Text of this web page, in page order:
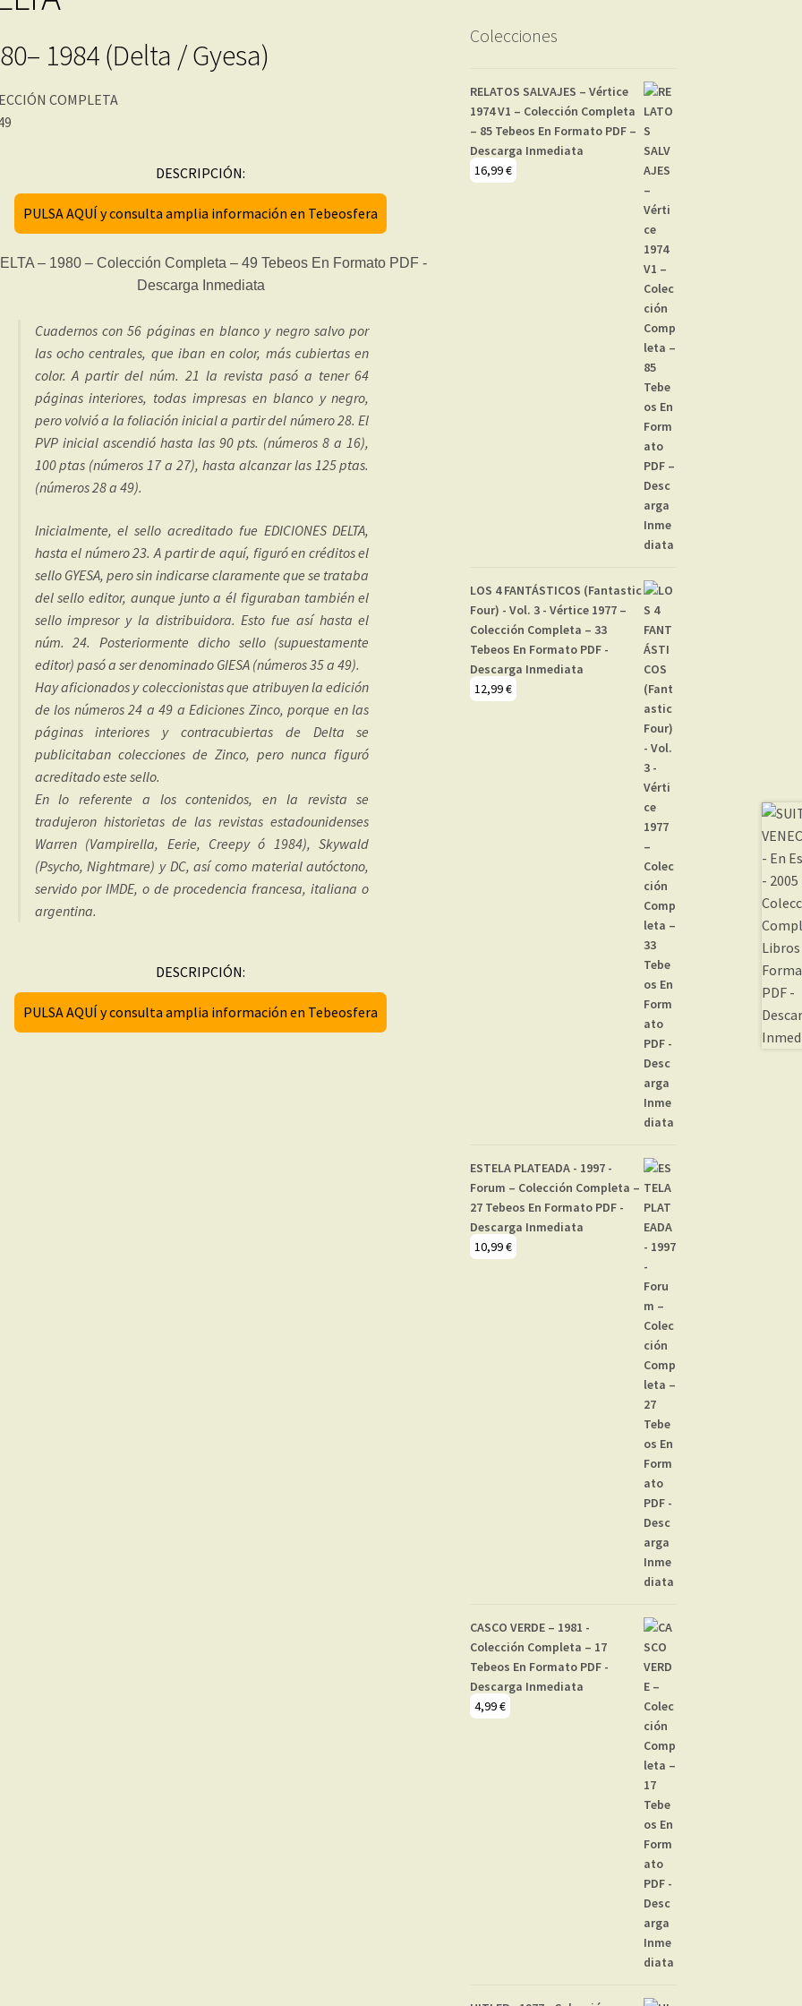
1984 (Delta / Gyesa)
COMPLETA
DESCRIPCIÓN:
PULSA AQUÍ y consulta amplia información en Tebeosfera
Cuadernos con 56 páginas en blanco y negro salvo por
las ocho centrales, que iban en color, más cubiertas en
color. A partir del núm. 21 la revista pasó a tener 64
páginas interiores, todas impresas en blanco y negro,
pero volvió a la foliación inicial a partir del número 28. El
PVP inicial ascendió hasta las 90 pts. (números 8 a 16),
100 ptas (números 17 a 27), hasta alcanzar las 125 ptas.
(números 28 a 49).
Inicialmente, el sello acreditado fue EDICIONES DELTA,
hasta el número 23. A partir de aquí, figuró en créditos el
sello GYESA, pero sin indicarse claramente que se trataba
del sello editor, aunque junto a él figuraban también el
sello impresor y la distribuidora. Esto fue así hasta el
núm. 24. Posteriormente dicho sello (supuestamente
editor) pasó a ser denominado GIESA (números 35 a 49).
Hay aficionados y coleccionistas que atribuyen la edición
de los números 24 a 49 a Ediciones Zinco, porque en las
páginas interiores y contracubiertas de Delta se
publicitaban colecciones de Zinco, pero nunca figuró
acreditado este sello.
En lo referente a los contenidos, en la revista se
tradujeron historietas de las revistas estadounidenses
Warren (Vampirella, Eerie, Creepy ó 1984), Skywald
(Psycho, Nightmare) y DC, así como material autóctono,
servido por IMDE, o de procedencia francesa, italiana o
argentina.
DESCRIPCIÓN:
PULSA AQUÍ y consulta amplia información en Tebeosfera
Colecciones
RELATOS SALVAJES – Vértice
1974 V1 – Colección Completa
– 85 Tebeos En Formato PDF –
Descarga Inmediata
16,99€
LOS 4 FANTÁSTICOS (Fantastic
Four) - Vol. 3 - Vértice 1977 –
Colección Completa – 33
Tebeos En Formato PDF -
Descarga Inmediata
12,99€
ESTELA PLATEADA - 1997 -
Forum – Colección Completa –
27 Tebeos En Formato PDF -
Descarga Inmediata
10,99€
CASCO VERDE – 1981 -
Colección Completa – 17
Tebeos En Formato PDF -
Descarga Inmediata
4,99€